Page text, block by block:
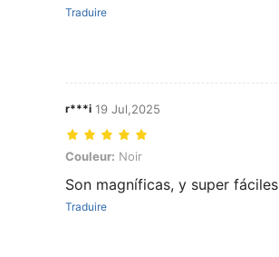
Traduire
r***i 19 Jul,2025
Couleur: Noir
Couleur: Noir
Son magníficas, y super
Traduire